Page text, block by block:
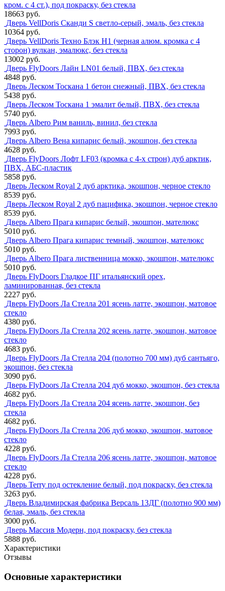
кром. с 4 ст.), под покраску, без стекла
18663 руб.
Дверь VellDoris Сканди S светло-серый, эмаль, без стекла
10364 руб.
Дверь VellDoris Техно Блэк H1 (черная алюм. кромка с 4
сторон) вулкан, эмалюкс, без стекла
13002 руб.
Дверь FlyDoors Лайн LN01 белый, ПВХ, без стекла
4848 руб.
Дверь Леском Тоскана 1 бетон снежный, ПВХ, без стекла
5438 руб.
Дверь Леском Тоскана 1 эмалит белый, ПВХ, без стекла
5740 руб.
Дверь Albero Рим ваниль, винил, без стекла
7993 руб.
Дверь Albero Вена кипарис белый, экошпон, без стекла
4628 руб.
Дверь FlyDoors Лофт LF03 (кромка с 4-х строн) дуб арктик,
ПВХ, АБС-пластик
5858 руб.
Дверь Леском Royal 2 дуб арктика, экошпон, черное стекло
8539 руб.
Дверь Леском Royal 2 дуб пацифика, экошпон, черное стекло
8539 руб.
Дверь Albero Прага кипарис белый, экошпон, мателюкс
5010 руб.
Дверь Albero Прага кипарис темный, экошпон, мателюкс
5010 руб.
Дверь Albero Прага лиственница мокко, экошпон, мателюкс
5010 руб.
Дверь FlyDoors Гладкое ПГ итальянский орех,
ламинированная, без стекла
2227 руб.
Дверь FlyDoors Ла Стелла 201 ясень латте, экошпон, матовое
стекло
4380 руб.
Дверь FlyDoors Ла Стелла 202 ясень латте, экошпон, матовое
стекло
4683 руб.
Дверь FlyDoors Ла Стелла 204 (полотно 700 мм) дуб сантьяго,
экошпон, без стекла
3090 руб.
Дверь FlyDoors Ла Стелла 204 дуб мокко, экошпон, без стекла
4682 руб.
Дверь FlyDoors Ла Стелла 204 ясень латте, экошпон, без
стекла
4682 руб.
Дверь FlyDoors Ла Стелла 206 дуб мокко, экошпон, матовое
стекло
4228 руб.
Дверь FlyDoors Ла Стелла 206 ясень латте, экошпон, матовое
стекло
4228 руб.
Дверь Terry под остекление белый, под покраску, без стекла
3263 руб.
Дверь Владимирская фабрика Версаль 13ДГ (полотно 900 мм)
белая, эмаль, без стекла
3000 руб.
Дверь Массив Модерн, под покраску, без стекла
5888 руб.
Характеристики
Отзывы
Основные характеристики